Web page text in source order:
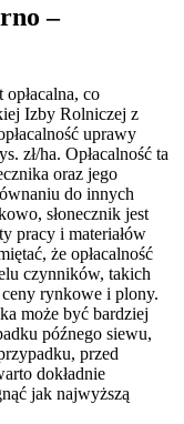
–
co
Izby Rolniczej z
uprawy
zł/ha. Opłacalność ta
oraz jego
do innych
słonecznik jest
pracy i materiałów
że opłacalność
czynników, takich
rynkowe i plony.
może być bardziej
późnego siewu,
przed
dokładnie
jak najwyższą